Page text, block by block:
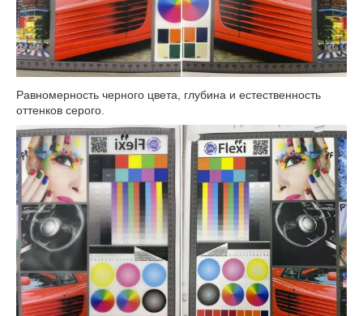
Равномерность черного цвета, глубина и естественность
оттенков серого.